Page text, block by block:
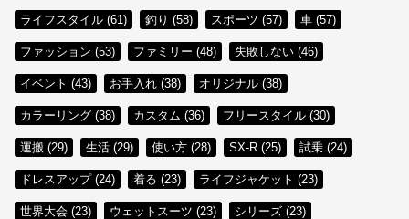
ライフスタイル (61) 釣り (58) スポーツ (57) 車 (57)
ファッション (53) ファミリー (48) 失敗しない (46)
イベント (43) お手入れ (38) オリジナル (38)
カラーリング (38) カスタム (36) フリースタイル (30)
運搬 (29) 生活 (29) 使い方 (28) SX-R (25) 試乗 (24)
ドレスアップ (24) 着る (23) ライフジャケット (23)
世界大会 (23) ウェットスーツ (23) シリーズ (23)